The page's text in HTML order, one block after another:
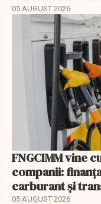
05 AUGUST 2026
FNGCIMM vine
companii:
carburant și
05 AUGUST 2026